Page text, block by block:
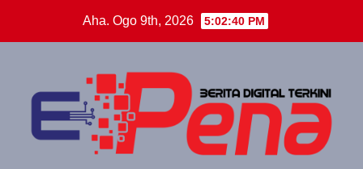
Aha. Ogo 9th, 2026 5:02:42 PM